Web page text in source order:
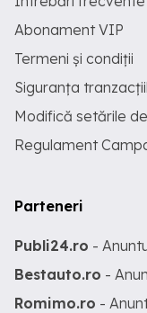
Abonament VIP
Termeni și condiții
Siguranța
Modifică setările
Regulament
Parteneri
Publi24.ro -
Bestauto.ro -
Romimo.ro -